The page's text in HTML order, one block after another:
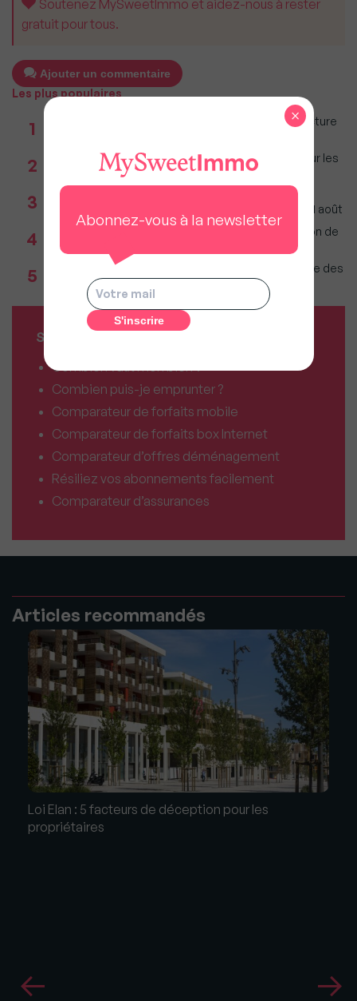
Soutenez MySweetImmo et aidez-nous à rester
gratuit pour tous.
Ajouter un commentaire
Les plus populaires
1
Taxe foncière 2026 : Ces grandes villes où la facture
2
Immobilier : Ce que l’AI Act change vraiment pour les
agences depuis le 2 août 2026
3
Agents immobiliers : Le décret sur la pige
téléphonique fixe les règles applicables dès le 11 août
4
Incendies : Quels sont vos droits si votre location de
vacances est annulée ?
5
Incendies en Gironde : Faut-il craindre une baisse des
prix sur le Bassin d'Arcachon ?
SERVICES MY SWEET'IMMO
Combien vaut mon bien ?
Combien puis-je emprunter ?
Comparateur de forfaits mobile
Comparateur de forfaits box Internet
Comparateur d’offres déménagement
Résiliez vos abonnements facilement
Comparateur d’assurances
Articles recommandés
Loi Elan : 5 facteurs de déception pour les
propriétaires
Abonnez-vous à la newsletter
×